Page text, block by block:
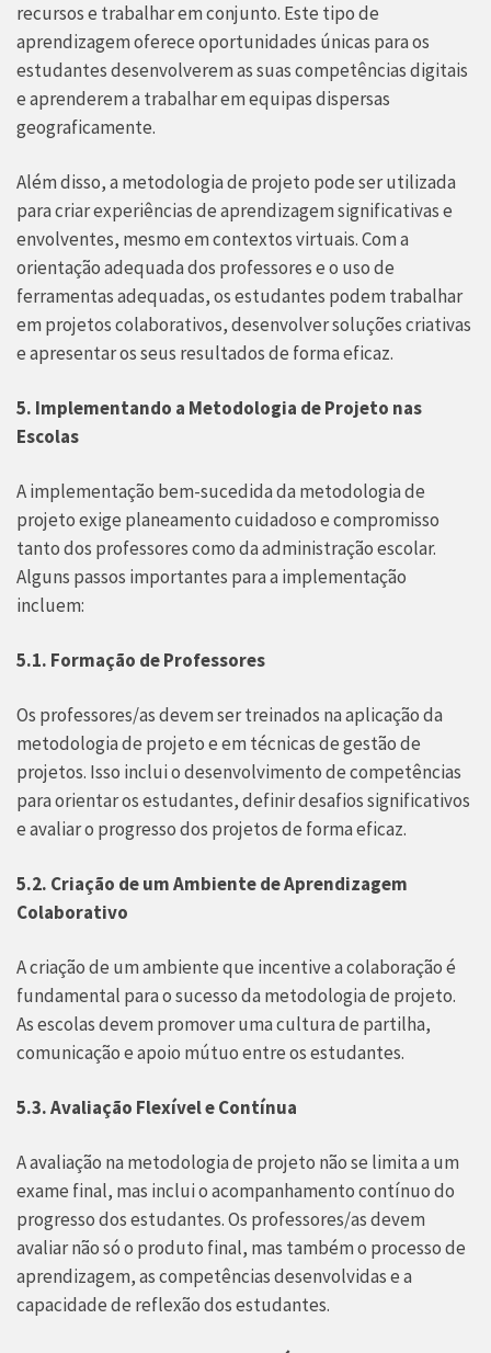
recursos e trabalhar em conjunto. Este tipo de
aprendizagem oferece oportunidades únicas para os
estudantes desenvolverem as suas competências digitais
e aprenderem a trabalhar em equipas dispersas
geograficamente.
Além disso, a metodologia de projeto pode ser utilizada
para criar experiências de aprendizagem significativas e
envolventes, mesmo em contextos virtuais. Com a
orientação adequada dos professores e o uso de
ferramentas adequadas, os estudantes podem trabalhar
em projetos colaborativos, desenvolver soluções criativas
e apresentar os seus resultados de forma eficaz.
5. Implementando a Metodologia de Projeto nas
Escolas
A implementação bem-sucedida da metodologia de
projeto exige planeamento cuidadoso e compromisso
tanto dos professores como da administração escolar.
Alguns passos importantes para a implementação
incluem:
5.1. Formação de Professores
Os professores/as devem ser treinados na aplicação da
metodologia de projeto e em técnicas de gestão de
projetos. Isso inclui o desenvolvimento de competências
para orientar os estudantes, definir desafios significativos
e avaliar o progresso dos projetos de forma eficaz.
5.2. Criação de um Ambiente de Aprendizagem
Colaborativo
A criação de um ambiente que incentive a colaboração é
fundamental para o sucesso da metodologia de projeto.
As escolas devem promover uma cultura de partilha,
comunicação e apoio mútuo entre os estudantes.
5.3. Avaliação Flexível e Contínua
A avaliação na metodologia de projeto não se limita a um
exame final, mas inclui o acompanhamento contínuo do
progresso dos estudantes. Os professores/as devem
avaliar não só o produto final, mas também o processo de
aprendizagem, as competências desenvolvidas e a
capacidade de reflexão dos estudantes.